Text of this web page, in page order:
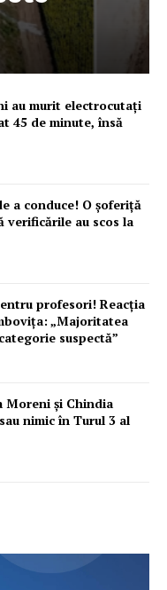
Ionuț Parghel
au murit electrocutați
45 de minute, însă
a conduce! O șoferiță
verificările au scos la
profesori! Reacția
„Majoritatea
suspectă”
Moreni și Chindia
nimic în Turul 3 al